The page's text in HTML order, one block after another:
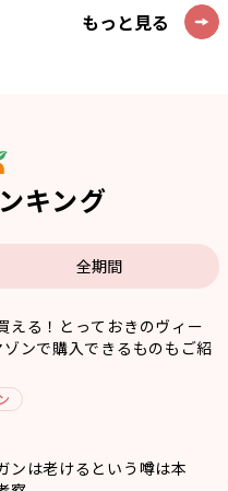
もっと見る
キング
全期間
える！とっておきのヴィー
ンで購入できるものもご紹
ンは老けるという噂は本